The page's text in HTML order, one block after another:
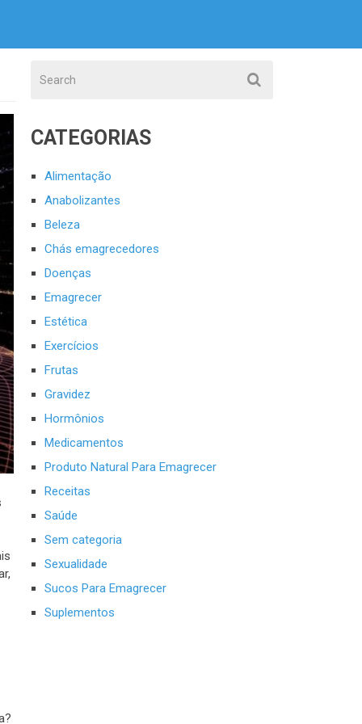
CATEGORIAS
Alimentação
Anabolizantes
Beleza
Chás emagrecedores
Doenças
Emagrecer
Estética
Exercícios
Frutas
Gravidez
Hormônios
Medicamentos
Produto Natural Para Emagrecer
Receitas
Saúde
Sem categoria
Sexualidade
Sucos Para Emagrecer
Suplementos